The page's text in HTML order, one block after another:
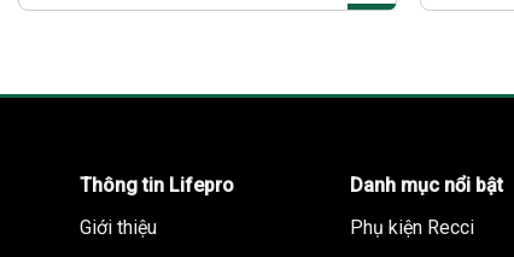
Thông tin Lifepro
Giới thiệu
Danh mục nổi bật
Phụ kiện Recci